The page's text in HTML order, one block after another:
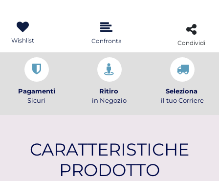
Wishlist Confronta Condividi
Pagamenti
Sicuri
Ritiro
in Negozio
Seleziona
il tuo Corriere
CARATTERISTICHE
PRODOTTO